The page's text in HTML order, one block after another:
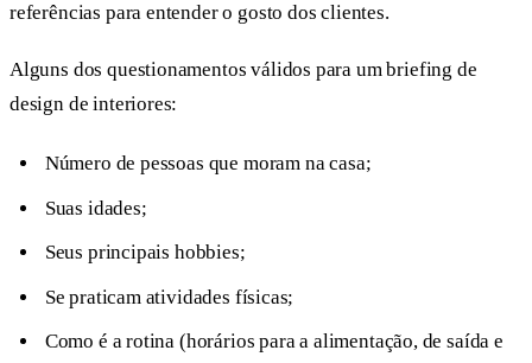
referências para entender o gosto dos clientes.
Alguns dos questionamentos válidos para um briefing de
design de interiores:
Número de pessoas que moram na casa;
Suas idades;
Seus principais hobbies;
Se praticam atividades físicas;
Como é a rotina (horários para a alimentação, de saída e